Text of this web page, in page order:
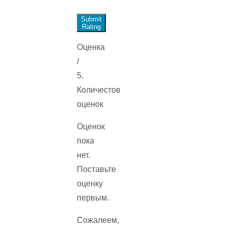
Submit
Rating
Оценка
/
5.
Количестов
оценок
Оценок
пока
нет.
Поставьте
оценку
первым.
Сожалеем,